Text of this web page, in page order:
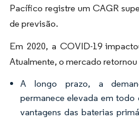
Pacífico registre um CAGR
de previsão.
Em 2020, a COVID-19
Atualmente, o mercado
A longo prazo, a
permanece elevada em
vantagens das baterias